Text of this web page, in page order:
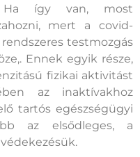
Ha így van, most
mert a covid-
testmozgás
Ennek egyik része,
fizikai aktivitást
az inaktívakhoz
tartós egészségügyi
az elsődleges, a